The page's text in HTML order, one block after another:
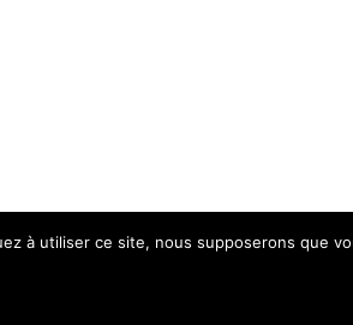
à utiliser ce site, nous supposerons que